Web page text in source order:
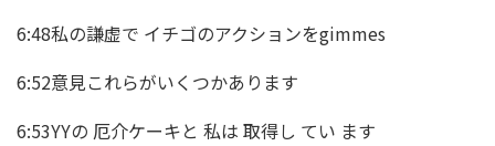
6:48私の謙虚で イチゴのアクションをgimmes
6:52意見これらがいくつかあります
6:53YYの 厄介ケーキと 私は 取得し てい ます